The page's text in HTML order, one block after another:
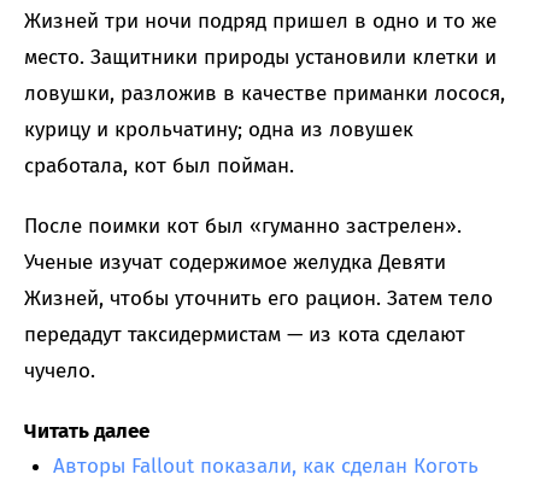
Жизней три ночи подряд пришел в одно и то же
место. Защитники природы установили клетки и
ловушки, разложив в качестве приманки лосося,
курицу и крольчатину; одна из ловушек
сработала, кот был пойман.
После поимки кот был «гуманно застрелен».
Ученые изучат содержимое желудка Девяти
Жизней, чтобы уточнить его рацион. Затем тело
передадут таксидермистам — из кота сделают
чучело.
Читать далее
Авторы Fallout показали, как сделан Коготь